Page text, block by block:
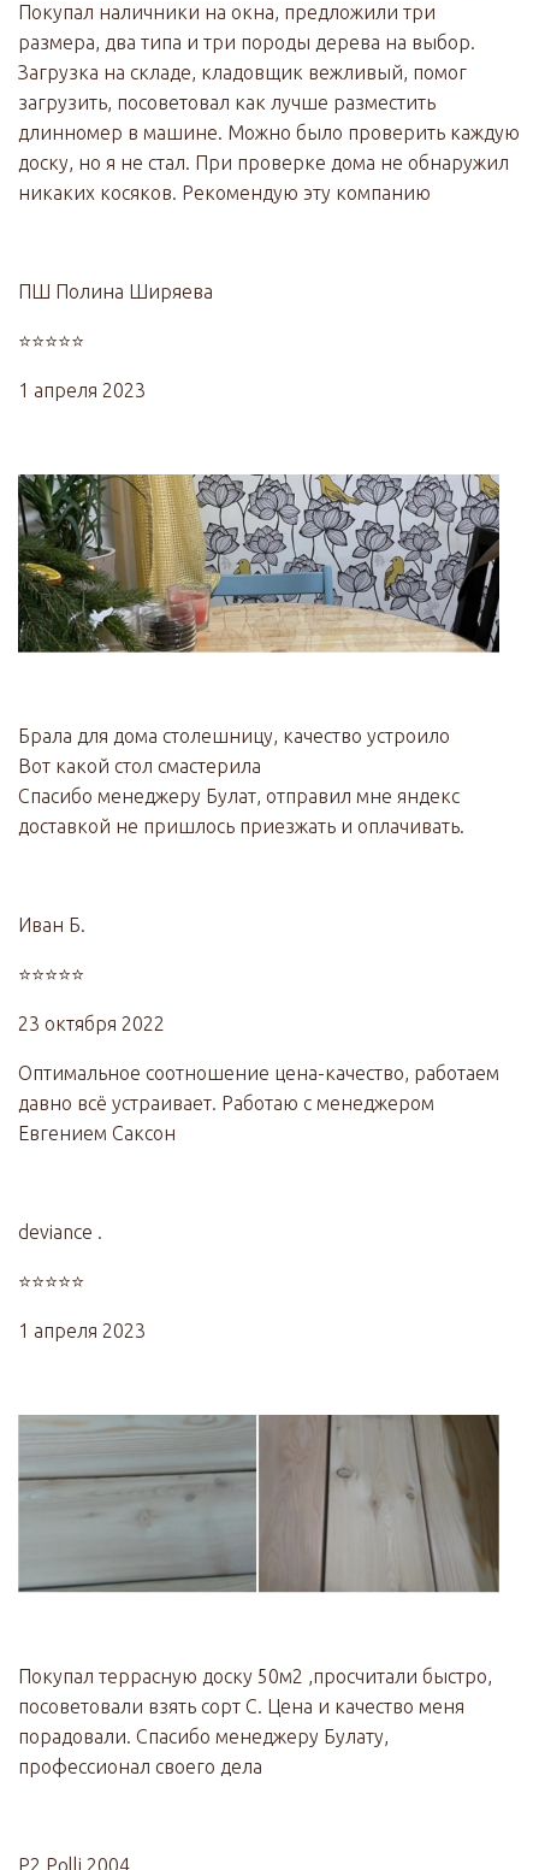
Покупал наличники на окна, предложили три
размера, два типа и три породы дерева на выбор.
Загрузка на складе, кладовщик вежливый, помог
загрузить, посоветовал как лучше разместить
длинномер в машине. Можно было проверить каждую
доску, но я не стал. При проверке дома не обнаружил
никаких косяков. Рекомендую эту компанию
ПШ Полина Ширяева
⭐⭐⭐⭐⭐
1 апреля 2023
Брала для дома столешницу, качество устроило
Вот какой стол смастерила
Спасибо менеджеру Булат, отправил мне яндекс
доставкой не пришлось приезжать и оплачивать.
Иван Б.
⭐⭐⭐⭐⭐
23 октября 2022
Оптимальное соотношение цена-качество, работаем
давно всё устраивает. Работаю с менеджером
Евгением Саксон
deviance .
⭐⭐⭐⭐⭐
1 апреля 2023
Покупал террасную доску 50м2 ,просчитали быстро,
посоветовали взять сорт С. Цена и качество меня
порадовали. Спасибо менеджеру Булату,
профессионал своего дела
P2 Polli 2004 .